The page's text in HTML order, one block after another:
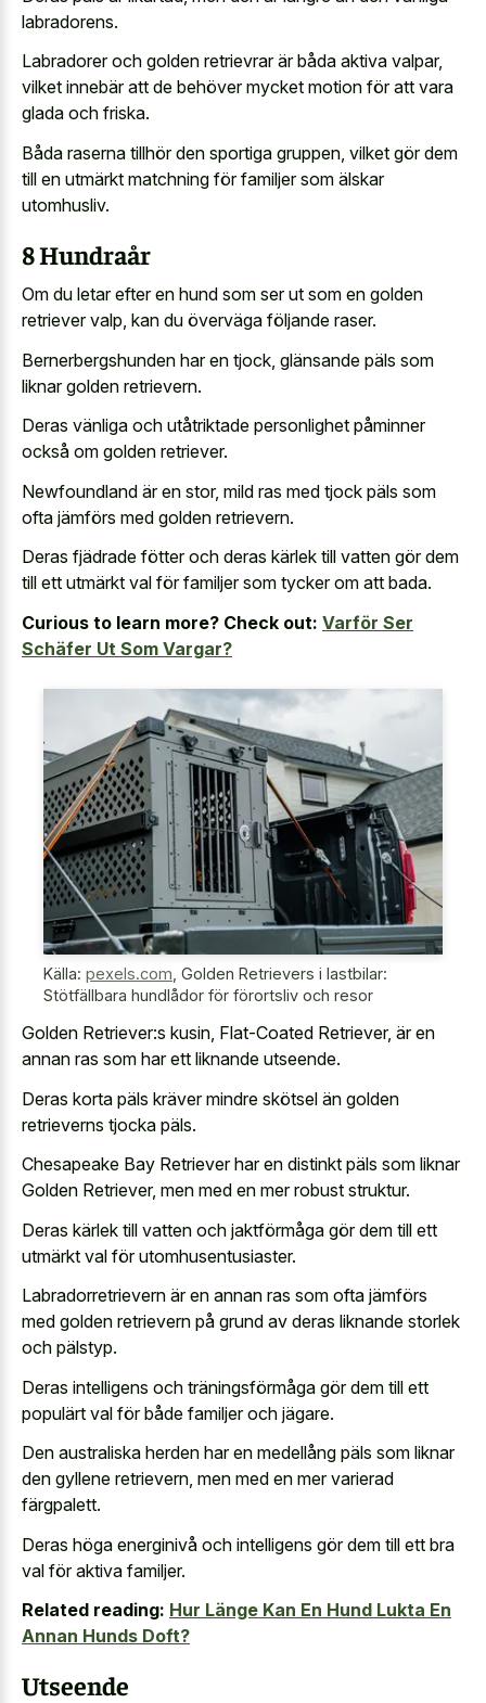
labradorens.
Labradorer och golden retrievrar är båda aktiva valpar,
vilket innebär att de behöver mycket motion för att vara
glada och friska.
Båda raserna tillhör den sportiga gruppen, vilket gör dem
till en utmärkt matchning för familjer som älskar
utomhusliv.
8 Hundraår
Om du letar efter en hund som ser ut som en golden
retriever valp, kan du överväga följande raser.
Bernerbergshunden har en tjock, glänsande päls som
liknar golden retrievern.
Deras vänliga och utåtriktade personlighet påminner
också om golden retriever.
Newfoundland är en stor, mild ras med tjock päls som
ofta jämförs med golden retrievern.
Deras fjädrade fötter och deras kärlek till vatten gör dem
till ett utmärkt val för familjer som tycker om att bada.
Curious to learn more? Check out: Varför Ser
Schäfer Ut Som Vargar?
Källa: pexels.com Golden Retrievers i lastbilar:
Stötfällbara hundlådor för förortsliv och resor
Golden Retriever:s kusin, Flat-Coated Retriever, är en
annan ras som har ett liknande utseende.
Deras korta päls kräver mindre skötsel än golden
retrieverns tjocka päls.
Chesapeake Bay Retriever har en distinkt päls som liknar
Golden Retriever, men med en mer robust struktur.
Deras kärlek till vatten och jaktförmåga gör dem till ett
utmärkt val för utomhusentusiaster.
Labradorretrievern är en annan ras som ofta jämförs
med golden retrievern på grund av deras liknande storlek
och pälstyp.
Deras intelligens och träningsförmåga gör dem till ett
populärt val för både familjer och jägare.
Den australiska herden har en medellång päls som liknar
den gyllene retrievern, men med en mer varierad
färgpalett.
Deras höga energinivå och intelligens gör dem till ett bra
val för aktiva familjer.
Related reading: Hur Länge Kan En Hund Lukta En
Annan Hunds Doft?
Utseende